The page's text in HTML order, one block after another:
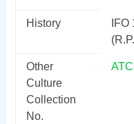
History
Other
Culture
Collection
No.